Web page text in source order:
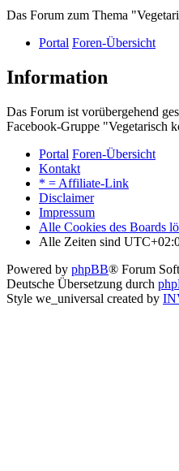
Das Forum zum Thema
Portal Foren-Übersicht
Information
Das Forum ist vorübergehend
Facebook-Gruppe "Vegetarisch
Portal Foren-Übersicht
Kontakt
* = Affiliate-Link
Disclaimer
Impressum
Alle Cookies des Boards
Alle Zeiten sind
Powered by phpBB® Forum
Deutsche Übersetzung durch
Style we_universal created by